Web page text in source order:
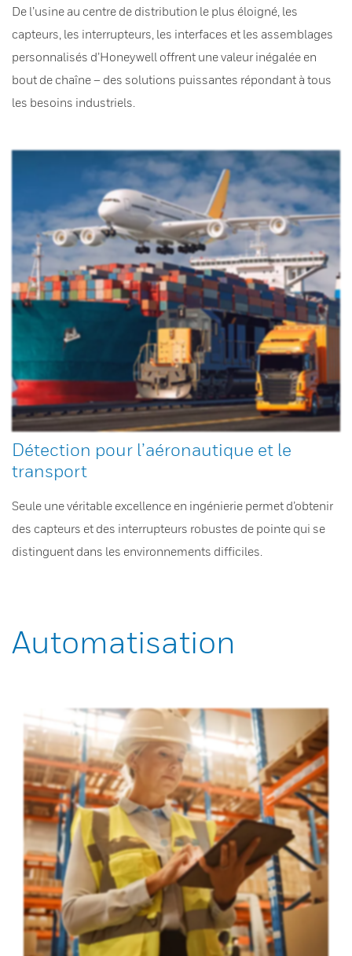
De l’usine au centre de distribution le plus éloigné, les
capteurs, les interrupteurs, les interfaces et les assemblages
personnalisés d’Honeywell offrent une valeur inégalée en
bout de chaîne – des solutions puissantes répondant à tous
les besoins industriels.
Détection pour l’aéronautique et le
transport
Seule une véritable excellence en ingénierie permet d’obtenir
des capteurs et des interrupteurs robustes de pointe qui se
distinguent dans les environnements difficiles.
Automatisation